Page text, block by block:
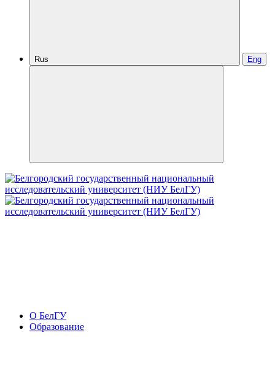
Rus Eng
О БелГУ
Образование